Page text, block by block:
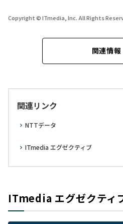
Copyright © ITmedia, Inc. All Rights
関連情報
関連リンク
NTTデータ
ITmedia エグゼクティブ
ITmedia エグゼクティ